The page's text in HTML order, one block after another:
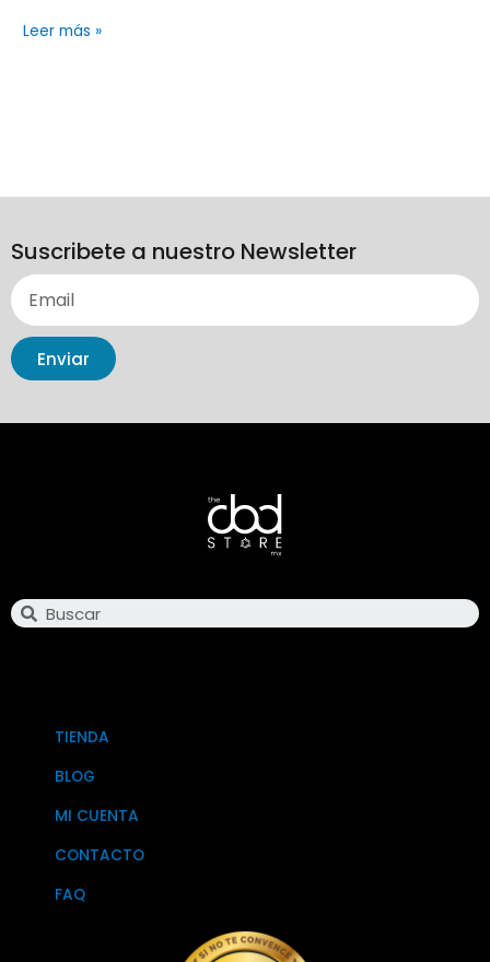
Leer más »
Suscribete a nuestro Newsletter
Enviar
TIENDA
BLOG
MI CUENTA
CONTACTO
FAQ